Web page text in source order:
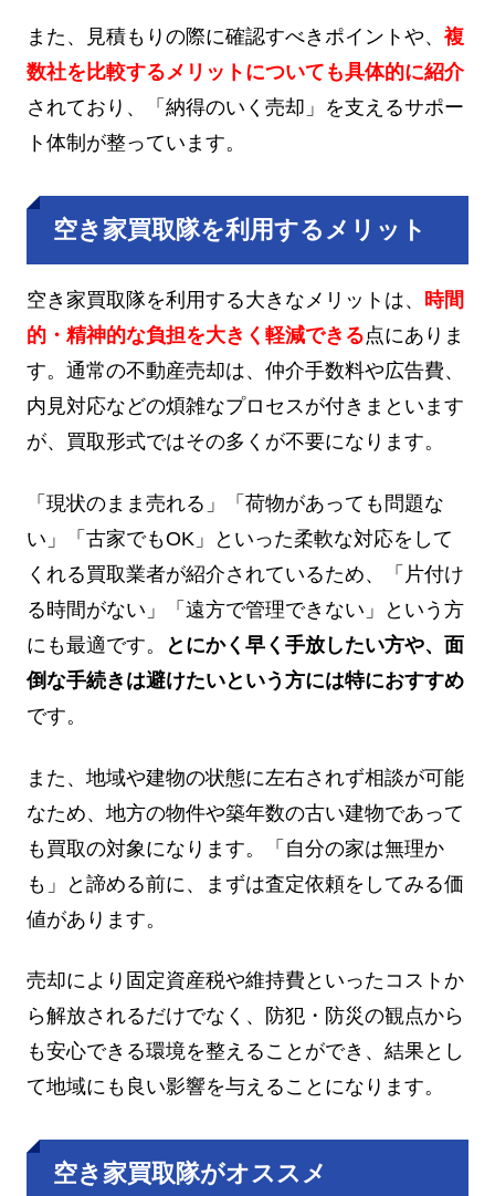
また、見積もりの際に確認すべきポイントや、 複
数社を比較するメリットについても具体的に紹介
されており、「納得のいく売却」を支えるサポー
ト体制が整っています。
空き家買取隊を利用するメリット
空き家買取隊を利用する大きなメリットは、
時間
的・精神的な負担を大きく軽減できる点にありま
す。通常の不動産売却は、仲介手数料や広告費、
内見対応などの煩雑なプロセスが付きまといます
が、買取形式ではその多くが不要になります。
「現状のまま売れる」「荷物があっても問題な
い」「古家でもOK」といった柔軟な対応をして
くれる買取業者が紹介されているため、「片付け
る時間がない」「遠方で管理できない」という方
にも最適です。
とにかく早く手放したい方や、面
倒な手続きは避けたいという方には特におすすめ
です。
また、地域や建物の状態に左右されず相談が可能
なため、地方の物件や築年数の古い建物であって
も買取の対象になります。「自分の家は無理か
も」と諦める前に、まずは査定依頼をしてみる価
値があります。
売却により固定資産税や維持費といったコストか
ら解放されるだけでなく、防犯・防災の観点から
も安心できる環境を整えることができ、結果とし
て地域にも良い影響を与えることになります。
空き家買取隊がオススメ